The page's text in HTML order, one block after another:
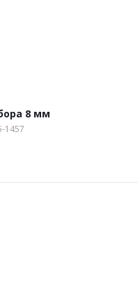
8 мм
1457